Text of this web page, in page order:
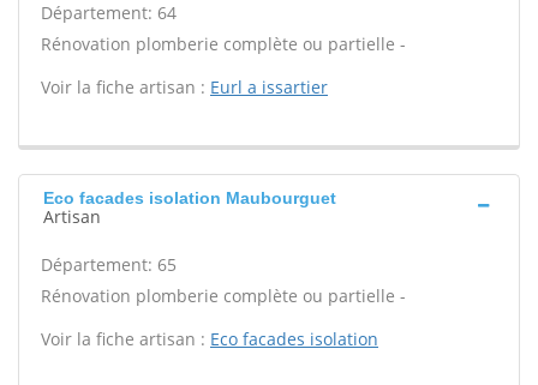
Département: 64
Rénovation plomberie complète ou partielle -
Voir la fiche artisan : Eurl a issartier
Eco facades isolation Maubourguet
Artisan
Département: 65
Rénovation plomberie complète ou partielle -
Voir la fiche artisan : Eco facades isolation